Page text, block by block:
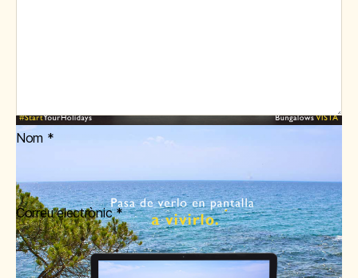
Nom *
Correu electrònic*